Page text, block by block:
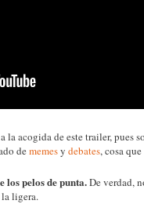
la acogida de este trailer, pues
dememesydebates, cosa
los pelos de punta.De verdad,
la ligera.